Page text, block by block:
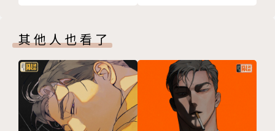
其他人也看了